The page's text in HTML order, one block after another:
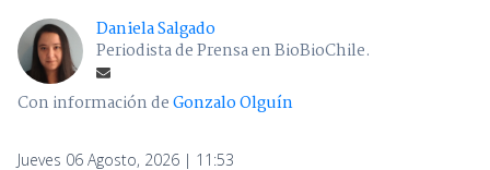
Daniela Salgado
Periodista de Prensa en BioBioChile.
Con información deGonzalo Olguín
Jueves 06 Agosto, 2026 | 11:53